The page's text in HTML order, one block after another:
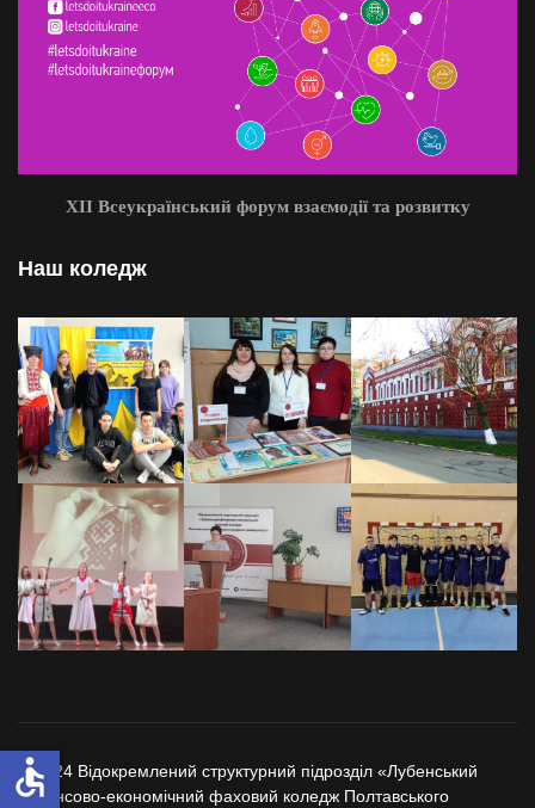
XII Всеукраїнський форум взаємодії та розвитку
Наш коледж
© 2024 Відокремлений структурний підрозділ «Лубенський
фінансово-економічний фаховий коледж Полтавського
accessible